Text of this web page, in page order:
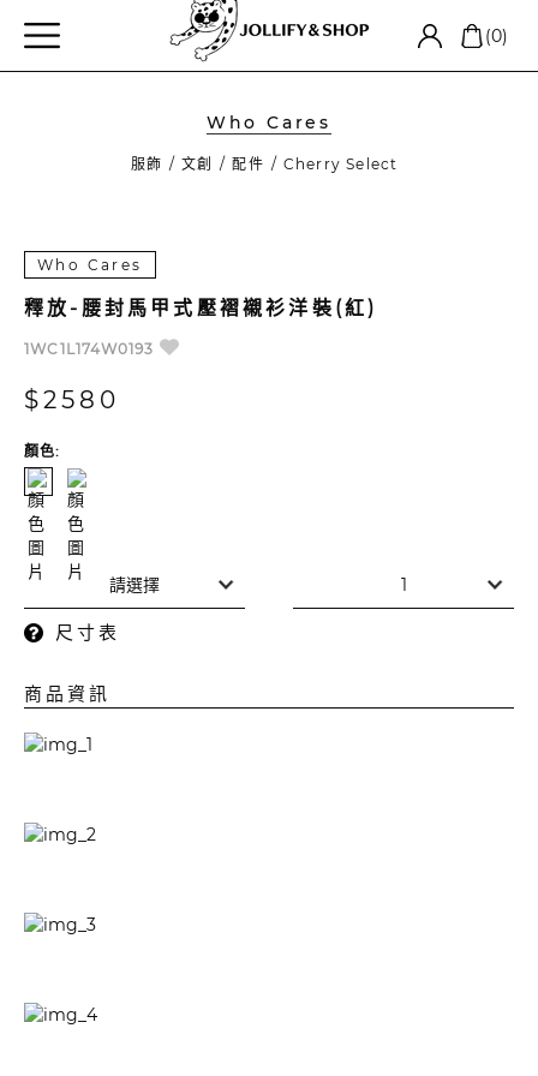
(0)
Who Cares
服飾 文創 配件 Cherry Select
Who Cares
釋放-腰封馬甲式壓褶襯衫洋裝(紅)
1WC1L174W0193
$2580
顏色:
尺寸表
商品資訊